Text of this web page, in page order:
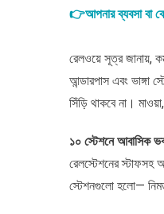
👉আপনার ব্যবসা বা
রেলওয়ে সূত্র জানায়,
আন্ডারপাস এবং ভাঙ্গা
সিঁড়ি থাকবে না।
১০ স্টেশনে আবাসিক
রেলস্টেশনের স্টাফসহ
স্টেশনগুলো হলো—